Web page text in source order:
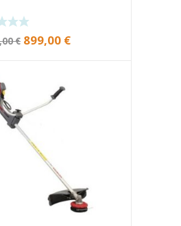
€
στο
καλάθι
€ Original
1.000,00 €.
899,00 €Current